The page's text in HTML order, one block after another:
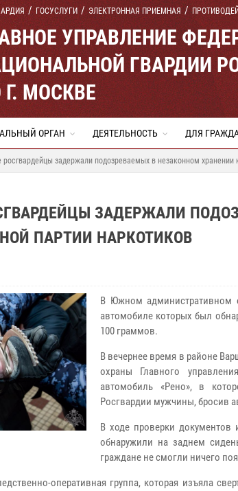
ГОСУСЛУГИ ЭЛЕКТРОННАЯ ПРИЕМНАЯ
УПРАВЛЕНИЕ
ГВАРДИИ
Г. МОСКВЕ
ОРГАН ДЕЯТЕЛЬНОСТЬ ДЛЯ
задержали подозреваемых в незаконном хранении
ЗАДЕРЖАЛИ
ПАРТИИ НАРКОТИКОВ
В Южном административном
автомобиле которых был
100 граммов.
В вечернее время в районе
охраны Главного
автомобиль «Рено», в
Росгвардии мужчины, бросив
В ходе проверки документов
обнаружили на заднем
граждане не смогли ничего
оперативная группа, которая изъяла